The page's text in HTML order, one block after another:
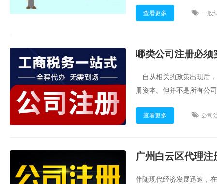
查看更多 一般
哪类公司注册必须
自从相关的政策出现后
册资本。但并不是所有公
查看更多 公司
广州白云区代理
伴随现代经济发展迅速，